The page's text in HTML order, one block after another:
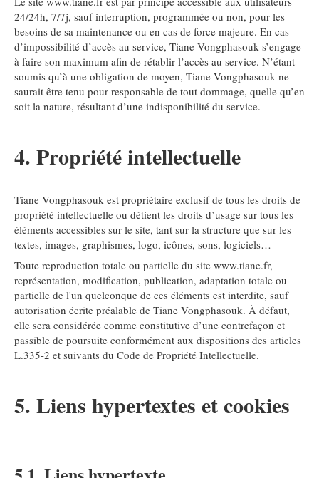
24/24h, 7/7j, sauf interruption, programmée ou non, pour les
besoins de sa maintenance ou en cas de force majeure. En cas
d’impossibilité d’accès au service, Tiane Vongphasouk s’engage
à faire son maximum afin de rétablir l’accès au service. N’étant
soumis qu’à une obligation de moyen, Tiane Vongphasouk ne
saurait être tenu pour responsable de tout dommage, quelle qu’en
soit la nature, résultant d’une indisponibilité du service.
4. Propriété intellectuelle
Tiane Vongphasouk est propriétaire exclusif de tous les droits de
propriété intellectuelle ou détient les droits d’usage sur tous les
éléments accessibles sur le site, tant sur la structure que sur les
textes, images, graphismes, logo, icônes, sons, logiciels…
Toute reproduction totale ou partielle du site www.tiane.fr,
représentation, modification, publication, adaptation totale ou
partielle de l'un quelconque de ces éléments est interdite, sauf
autorisation écrite préalable de Tiane Vongphasouk. À défaut,
elle sera considérée comme constitutive d’une contrefaçon et
passible de poursuite conformément aux dispositions des articles
L.335-2 et suivants du Code de Propriété Intellectuelle.
5. Liens hypertextes et cookies